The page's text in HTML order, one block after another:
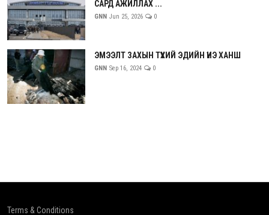
САРД АЖИЛЛАХ ...
GNN Jun 25, 2026 0
ЭМЭЭЛТ ЗАХЫН ТҮҮХИЙ ЭДИЙН ҮНЭ ХАНШ
GNN Sep 16, 2024 0
Terms & Conditions